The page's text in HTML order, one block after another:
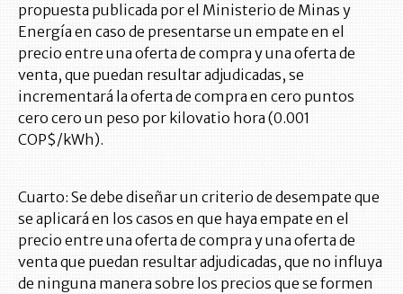
propuesta publicada por el Ministerio de Minas y
Energía en caso de presentarse un empate en el
precio entre una oferta de compra y una oferta de
venta, que puedan resultar adjudicadas, se
incrementará la oferta de compra en cero puntos
cero cero un peso por kilovatio hora (0.001
COP$/kWh).
Cuarto: Se debe diseñar un criterio de desempate que
se aplicará en los casos en que haya empate en el
precio entre una oferta de compra y una oferta de
venta que puedan resultar adjudicadas, que no influya
de ninguna manera sobre los precios que se formen